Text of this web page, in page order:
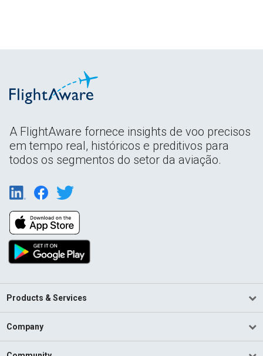
A FlightAware fornece insights de voo precisos
em tempo real, históricos e preditivos para
todos os segmentos do setor da aviação.
Products & Services
Company